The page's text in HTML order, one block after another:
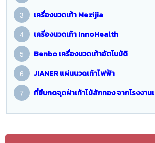
เครื่องนวดเท้า Mezijia
เครื่องนวดเท้า InnoHealth
Benbo เครื่องนวดเท้าอัตโนมัติ
JIANER แผ่นนวดเท้าไฟฟ้า
ที่ยืนกดจุดฝ่าเท้าไม้สักทอง จากโรงงาน